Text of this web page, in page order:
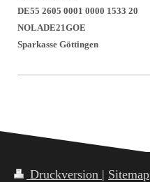
DE55 2605 0001 0000 1533 20
NOLADE21GOE
Sparkasse Göttingen
Druckversion | Sitemap